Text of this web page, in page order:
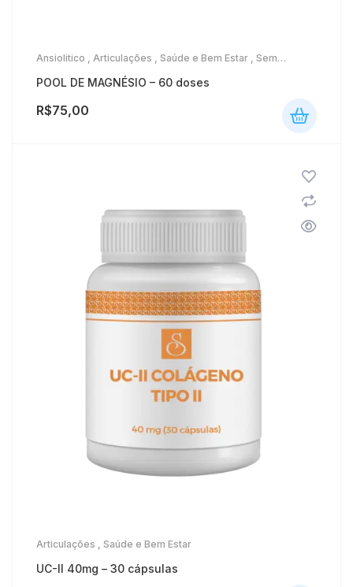
Ansiolitico Articulações Saúde e Bem Estar
Sem
POOL DE MAGNÉSIO – 60 doses
R$75,00
Articulações Saúde e Bem Estar
UC-II 40mg – 30 cápsulas